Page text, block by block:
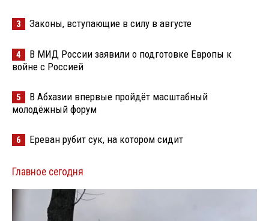
3 Законы, вступающие в силу в августе
4
В МИД России заявили о подготовке Европы к
войне с Россией
5
В Абхазии впервые пройдёт масштабный
молодёжный форум
6 Ереван рубит сук, на котором сидит
Главное сегодня